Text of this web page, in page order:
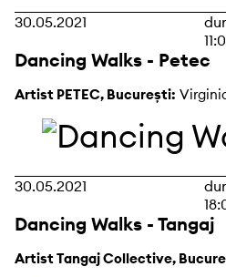
30.05.2021
Dancing Walks - Petec
Artist PETEC, București:
30.05.2021
Dancing Walks - Tangaj
Artist Tangaj Collective,